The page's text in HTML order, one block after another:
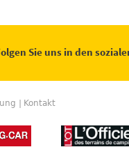
Sie uns in den
Kontakt